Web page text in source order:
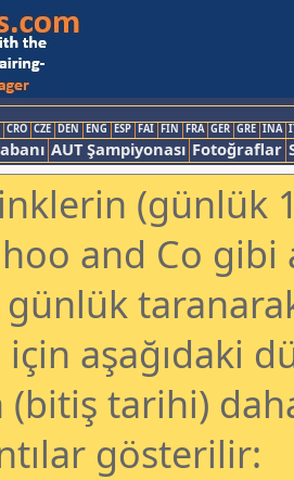
CRO CZE DEN ENG ESP FAI FIN FRA GER GRE INA
AUT Şampiyonası Fotoğraflar
(günlük
and Co
günlük
için aşağıdaki
(bitiş tarihi)
gösterilir: